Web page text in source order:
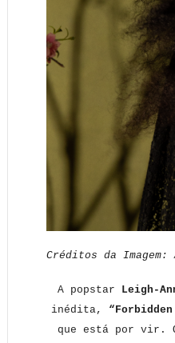
Créditos da Imagem:
A popstar Leigh-
inédita,
que está por vir.